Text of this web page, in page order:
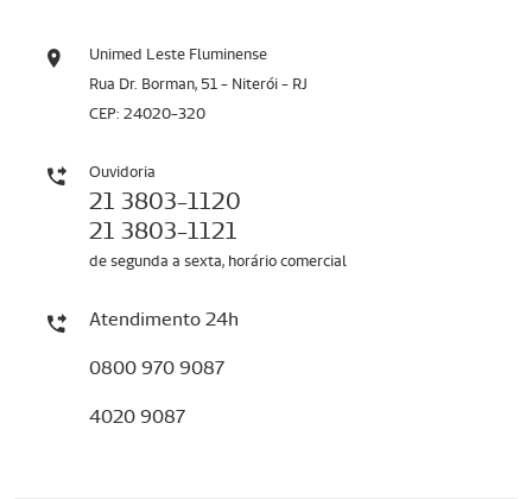
Unimed Leste Fluminense
Rua Dr. Borman, 51 - Niterói - RJ
CEP: 24020-320
Ouvidoria
21 3803-1120
21 3803-1121
de segunda a sexta, horário comercial
Atendimento 24h
0800 970 9087
4020 9087